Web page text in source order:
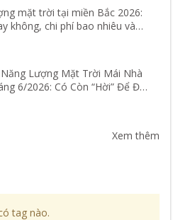
mặt trời tại miền Bắc 2026:
không, chi phí bao nhiêu và
Lượng Mặt Trời Mái Nhà
6/2026: Có Còn “Hời” Để Đầu
Xem thêm
tag nào.